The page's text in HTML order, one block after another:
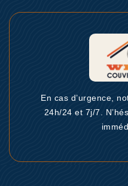
En cas d’urgence,
24h/24 et 7j/7.